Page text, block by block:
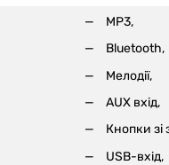
MP3,
Bluetooth,
Мелодії,
AUX вхід,
Кнопки
USB-вхід,